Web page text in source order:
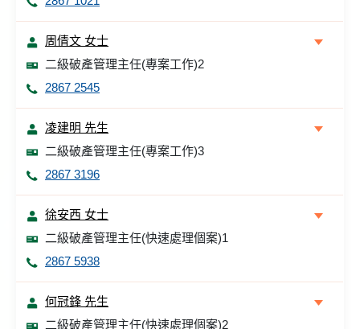
周倩文 女士
二級破產管理主任(專案工作)2
2867 2545
凌建明 先生
二級破產管理主任(專案工作)3
2867 3196
徐安西 女士
二級破產管理主任(快速處理個案)1
2867 5938
何冠鋒 先生
二級破產管理主任(快速處理個案)2